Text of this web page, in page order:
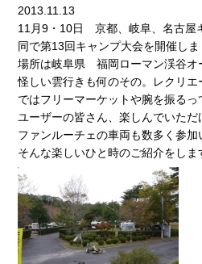
2013.11.13
11月9・10日 京都、岐阜、名古屋
同で第13回キャンプ大会を開催しま
場所は岐阜県 福岡ローマン渓谷オ
怪しい雲行きも何のその。レクリエ
ではフリーマーケットや腕を振るっ
ユーザーの皆さん、楽しんでいただ
ファンルーチェの車両も数多く参加
そんな楽しいひと時のご紹介をしま